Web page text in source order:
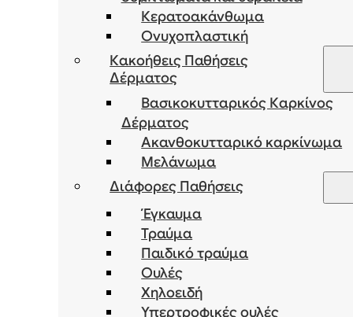
Κερατοακάνθωμα
Ονυχοπλαστική
Κακοήθεις Παθήσεις
Δέρματος
Βασικοκυτταρικός Καρκίνος
Δέρματος
Ακανθοκυτταρικό καρκίνωμα
Μελάνωμα
Διάφορες Παθήσεις
Έγκαυμα
Τραύμα
Παιδικό τραύμα
Ουλές
Χηλοειδή
Υπερτροφικές ουλές